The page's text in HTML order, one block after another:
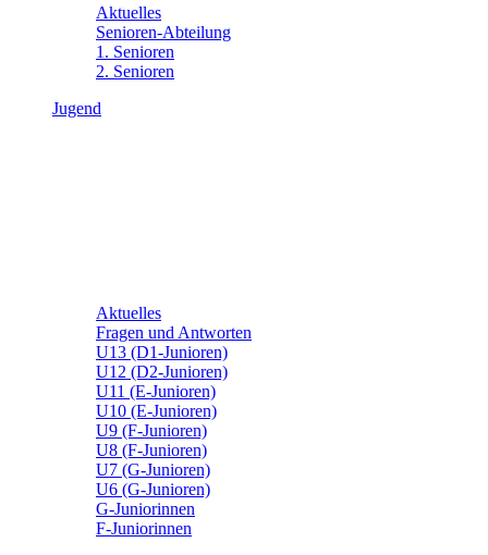
Aktuelles
Senioren-Abteilung
1. Senioren
2. Senioren
Jugend
Aktuelles
Fragen und Antworten
U13 (D1-Junioren)
U12 (D2-Junioren)
U11 (E-Junioren)
U10 (E-Junioren)
U9 (F-Junioren)
U8 (F-Junioren)
U7 (G-Junioren)
U6 (G-Junioren)
G-Juniorinnen
F-Juniorinnen